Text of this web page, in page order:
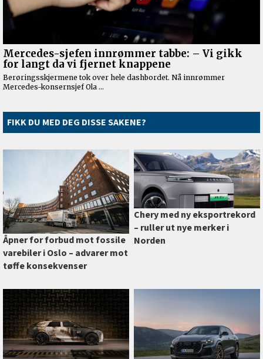
FIKK DU MED DEG DISSE SAKENE?
Åpner for forbud mot fossile
varebiler i Oslo –⁠ advarer mot
tøffe konsekvenser
Chery med ny eksportrekord
–⁠ ruller ut nye merker i
Norden